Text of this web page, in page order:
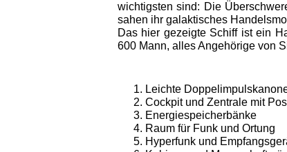
wichtigsten sind: Die
sahen ihr galaktisches
Das hier gezeigte Schiff ist ein
600 Mann, alles Angehörige von
Leichte
Cockpit und Zentrale mit
Energiespeicherbänke
Raum für Funk und Ortung
Hyperfunk und